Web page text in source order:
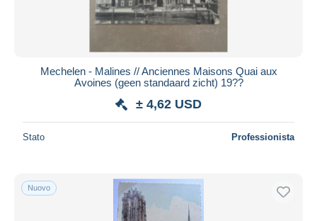
Mechelen - Malines // Anciennes Maisons Quai aux
Avoines (geen standaard zicht) 19??
± 4,62 USD
Stato Professionista
Nuovo